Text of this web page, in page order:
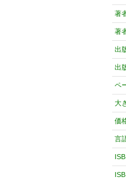
著
著
出
出
ペ
大
価
言